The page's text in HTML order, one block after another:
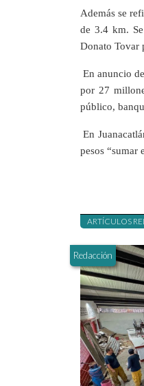
Además se
de 3.4 km.
Donato Tovar
En anuncio
por 27
público,
En
pesos “sumar
ARTÍCULOS
Redacción